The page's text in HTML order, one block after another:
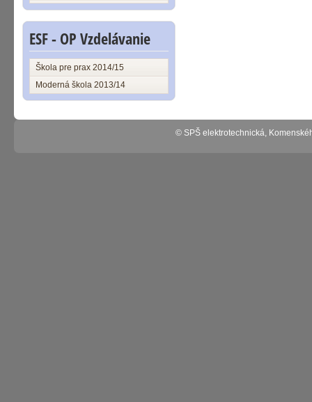
ESF - OP Vzdelávanie
Škola pre prax 2014/15
Moderná škola 2013/14
© SPŠ elektrotechnická,